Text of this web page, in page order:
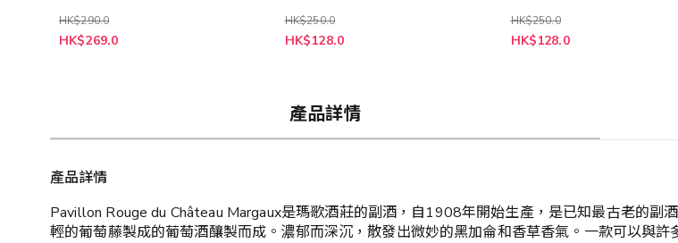
HK$290.0
特
HK$269.0
HK$250.0
特
HK$128.0
HK$250.0
特
HK$128.0
產品詳情
產品詳情
Pavillon Rouge du Château Margaux是瑪歌酒莊的副酒，自1908年開始生產，是已知最古老的
輕的葡萄藤製成的葡萄酒釀製而成。濃郁而深沉，散發出微妙的黑加侖和香草香氣。一款可以與許